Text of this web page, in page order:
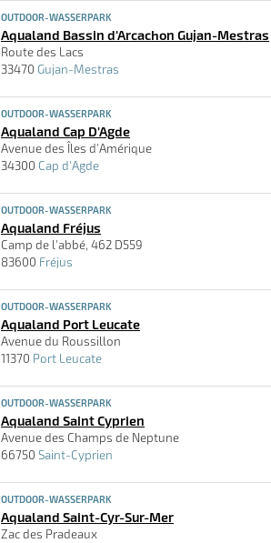
OUTDOOR-WASSERPARK
Aqualand Bassin d'Arcachon Gujan-Mestras
Route des Lacs
33470 Gujan-Mestras
OUTDOOR-WASSERPARK
Aqualand Cap D'Agde
Avenue des Îles d'Amérique
34300 Cap d'Agde
OUTDOOR-WASSERPARK
Aqualand Fréjus
Camp de l'abbé, 462 D559
83600 Fréjus
OUTDOOR-WASSERPARK
Aqualand Port Leucate
Avenue du Roussillon
11370 Port Leucate
OUTDOOR-WASSERPARK
Aqualand Saint Cyprien
Avenue des Champs de Neptune
66750 Saint-Cyprien
OUTDOOR-WASSERPARK
Aqualand Saint-Cyr-Sur-Mer
Zac des Pradeaux